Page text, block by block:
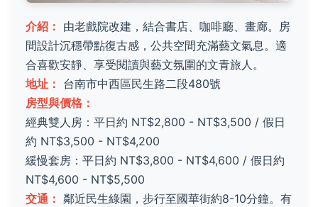
介紹： 由老戲院改建，結合書店、咖啡廳、畫廊。房
間設計沉穩帶點復古感，公共空間充滿藝文氣息。適
合喜歡安靜、享受閱讀與藝文氛圍的文青旅人。
地址： 台南市中西區民生路二段480號
房型與價格：
經典雙人房：平日約 NT$2,800 - NT$3,500 / 假日
約 NT$3,500 - NT$4,200
緩慢套房：平日約 NT$3,800 - NT$4,600 / 假日約
NT$4,600 - NT$5,500
交通： 鄰近民生綠園，步行至國華街約8-10分鐘。有